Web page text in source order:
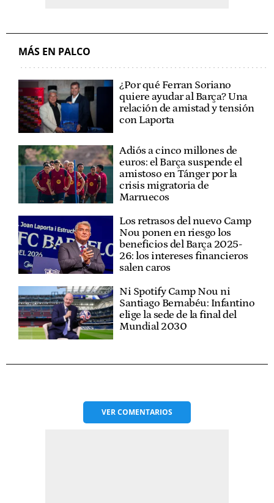
MÁS EN PALCO
¿Por qué Ferran Soriano
quiere ayudar al Barça? Una
relación de amistad y tensión
con Laporta
Adiós a cinco millones de
euros: el Barça suspende el
amistoso en Tánger por la
crisis migratoria de
Marruecos
Los retrasos del nuevo Camp
Nou ponen en riesgo los
beneficios del Barça 2025-
26: los intereses financieros
salen caros
Ni Spotify Camp Nou ni
Santiago Bernabéu: Infantino
elige la sede de la final del
Mundial 2030
VERCOMENTARIOS